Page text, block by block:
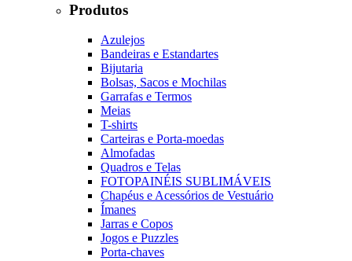
Produtos
Azulejos
Bandeiras e Estandartes
Bijutaria
Bolsas, Sacos e Mochilas
Garrafas e Termos
Meias
T-shirts
Carteiras e Porta-moedas
Almofadas
Quadros e Telas
FOTOPAINÉIS SUBLIMÁVEIS
Chapéus e Acessórios de Vestuário
Ímanes
Jarras e Copos
Jogos e Puzzles
Porta-chaves